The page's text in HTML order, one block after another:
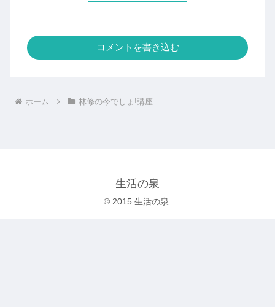
コメントを書き込む
ホーム 林修の今でしょ!講座
生活の泉
© 2015 生活の泉.